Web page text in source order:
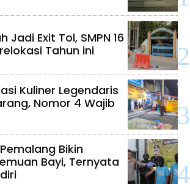
Jadi Exit Tol, SMPN 16
Tahun ini
Kuliner Legendaris
Nomor 4 Wajib
Bikin
Bayi, Ternyata